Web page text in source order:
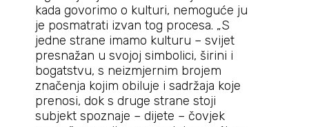
kada govorimo o kulturi, nemoguće ju
je posmatrati izvan tog procesa. „S
jedne strane imamo kulturu – svijet
presnažan u svojoj simbolici, širini i
bogatstvu, s neizmjernim brojem
značenja kojim obiluje i sadržaja koje
prenosi, dok s druge strane stoji
subjekt spoznaje – dijete – čovjek